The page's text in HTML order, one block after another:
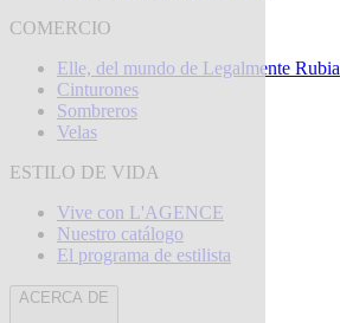
COMERCIO
Elle, del mundo de Legalmente Rubia
Cinturones
Sombreros
Velas
ESTILO DE VIDA
Vive con L'AGENCE
Nuestro catálogo
El programa de estilista
ACERCA DE